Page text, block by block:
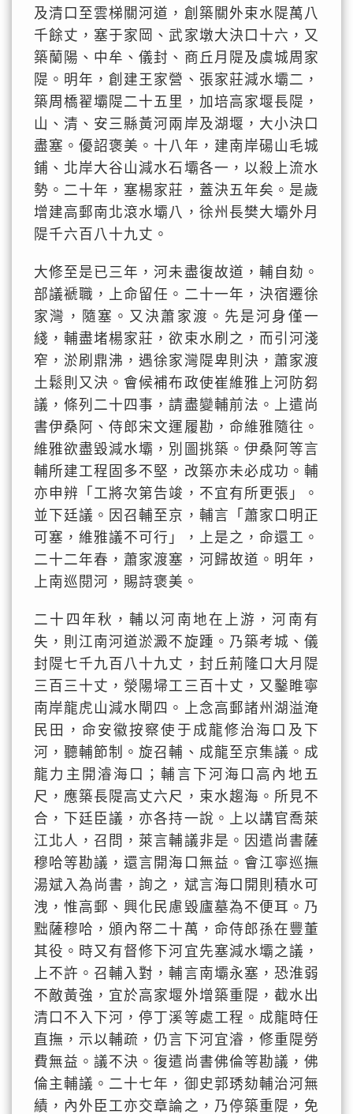
及清口至雲梯關河道，創築關外束水隄萬八
千餘丈，塞于家岡、武家墩大決口十六，又
築蘭陽、中牟、儀封、商丘月隄及虞城周家
隄。明年，創建王家營、張家莊減水壩二，
築周橋翟壩隄二十五里，加培高家堰長隄，
山、清、安三縣黃河兩岸及湖堰，大小決口
盡塞。優詔褒美。十八年，建南岸碭山毛城
鋪、北岸大谷山減水石壩各一，以殺上流水
勢。二十年，塞楊家莊，蓋決五年矣。是歲
增建高郵南北滾水壩八，徐州長樊大壩外月
隄千六百八十九丈。
大修至是已三年，河未盡復故道，輔自劾。
部議褫職，上命留任。二十一年，決宿遷徐
家灣，隨塞。又決蕭家渡。先是河身僅一
綫，輔盡堵楊家莊，欲束水刷之，而引河淺
窄，淤刷鼎沸，遇徐家灣隄卑則決，蕭家渡
土鬆則又決。會候補布政使崔維雅上河防芻
議，條列二十四事，請盡變輔前法。上遣尚
書伊桑阿、侍郎宋文運履勘，命維雅隨往。
維雅欲盡毀減水壩，別圖挑築。伊桑阿等言
輔所建工程固多不堅，改築亦未必成功。輔
亦申辨「工將次第告竣，不宜有所更張」。
並下廷議。因召輔至京，輔言「蕭家口明正
可塞，維雅議不可行」，上是之，命還工。
二十二年春，蕭家渡塞，河歸故道。明年，
上南巡閱河，賜詩褒美。
二十四年秋，輔以河南地在上游，河南有
失，則江南河道淤澱不旋踵。乃築考城、儀
封隄七千九百八十九丈，封丘荊隆口大月隄
三百三十丈，滎陽埽工三百十丈，又鑿睢寧
南岸龍虎山減水閘四。上念高郵諸州湖溢淹
民田，命安徽按察使于成龍修治海口及下
河，聽輔節制。旋召輔、成龍至京集議。成
龍力主開濬海口；輔言下河海口高內地五
尺，應築長隄高丈六尺，束水趨海。所見不
合，下廷臣議，亦各持一說。上以講官喬萊
江北人，召問，萊言輔議非是。因遣尚書薩
穆哈等勘議，還言開海口無益。會江寧巡撫
湯斌入為尚書，詢之，斌言海口開則積水可
洩，惟高郵、興化民慮毀廬墓為不便耳。乃
黜薩穆哈，頒內帑二十萬，命侍郎孫在豐董
其役。時又有督修下河宜先塞減水壩之議，
上不許。召輔入對，輔言南壩永塞，恐淮弱
不敵黃強，宜於高家堰外增築重隄，截水出
清口不入下河，停丁溪等處工程。成龍時任
直撫，示以輔疏，仍言下河宜濬，修重隄勞
費無益。議不決。復遣尚書佛倫等勘議，佛
倫主輔議。二十七年，御史郭琇劾輔治河無
績，內外臣工亦交章論之，乃停築重隄，免